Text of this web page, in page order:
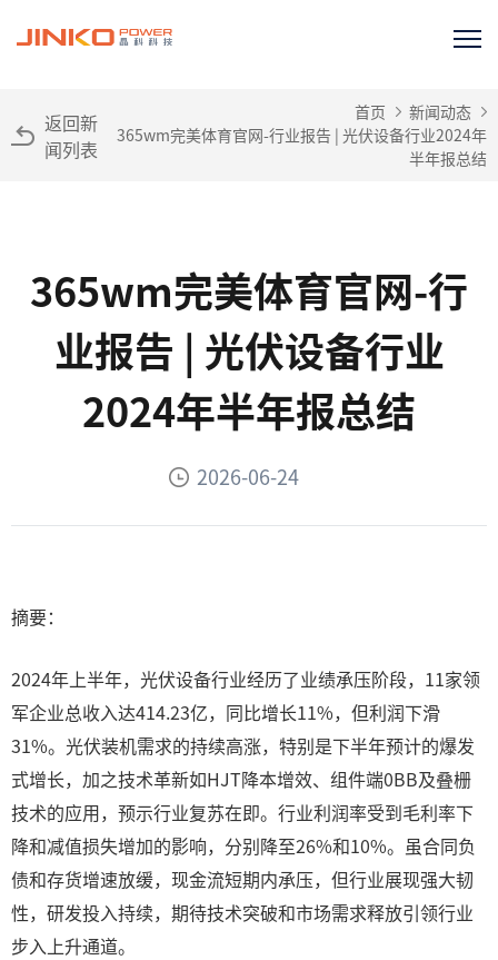
返回新
闻列表
首页
新闻动态
365wm完美体育官网-行业报告 | 光伏设备行业2024年
半年报总结
365wm完美体育官网-行
业报告 | 光伏设备行业
2024年半年报总结
2026-06-24
摘要：
2024年上半年，光伏设备行业经历了业绩承压阶段，11家领
军企业总收入达414.23亿，同比增长11%，但利润下滑
31%。光伏装机需求的持续高涨，特别是下半年预计的爆发
式增长，加之技术革新如HJT降本增效、组件端0BB及叠栅
技术的应用，预示行业复苏在即。行业利润率受到毛利率下
降和减值损失增加的影响，分别降至26%和10%。虽合同负
债和存货增速放缓，现金流短期内承压，但行业展现强大韧
性，研发投入持续，期待技术突破和市场需求释放引领行业
步入上升通道。